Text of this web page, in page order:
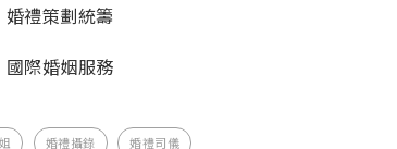
婚禮策劃統籌
國際婚姻服務
婚禮攝錄 婚禮司儀